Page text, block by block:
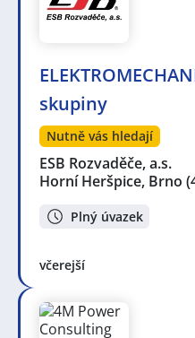
skupiny
Nutně vás hledají
ESB Rozvaděče, a.s.
Horní Heršpice, Brno
Plný úvazek
včerejší